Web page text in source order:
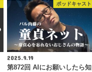
ポッドキャスト
2025.9.19
第872回 AIにお願いしたら知